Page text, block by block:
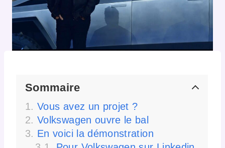
Sommaire
Vous avez un projet ?
Volkswagen ouvre le bal
En voici la démonstration